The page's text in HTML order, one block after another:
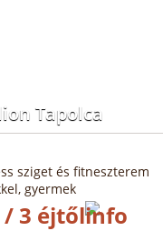
Tapolca
sziget és fitneszterem
gyermek
/ 3 éjtől